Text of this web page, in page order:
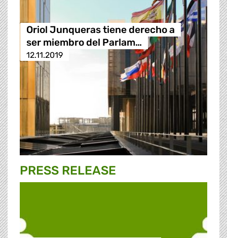
Oriol Junqueras tiene derecho a
ser miembro del Parlam…
12.11.2019
PRESS RELEASE